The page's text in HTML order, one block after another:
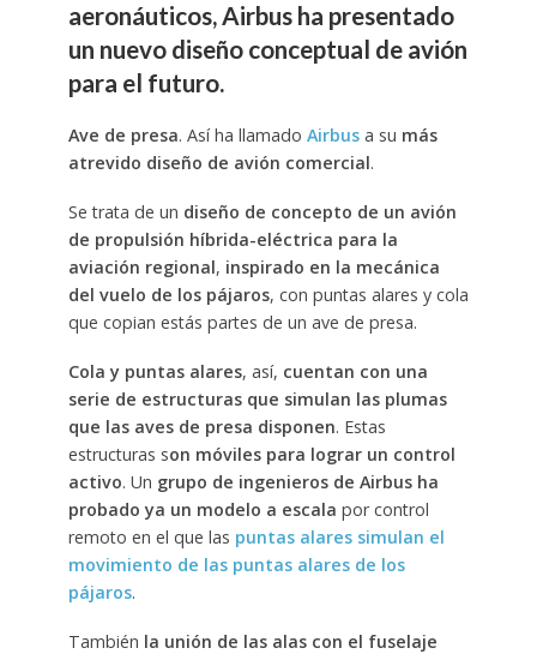
aeronáuticos, Airbus ha presentado
un nuevo diseño conceptual de avión
para el futuro.
Ave de presa. Así ha llamado Airbusa su más
atrevido diseño de avión comercial.
Se trata de un diseño de concepto de un avión
de propulsión híbrida-eléctrica para la
aviación regional, inspirado en la mecánica
del vuelo de los pájaros, con puntas alares y cola
que copian estás partes de un ave de presa.
Cola y puntas alares, así, cuentan con una
serie de estructuras que simulan las plumas
que las aves de presa disponen. Estas
estructuras son móviles para lograr un control
activo. Un grupo de ingenieros de Airbus ha
probado ya un modelo a escala por control
remoto en el que las puntas alares simulan el
movimiento de las puntas alares de los
pájaros.
También la unión de las alas con el fuselaje